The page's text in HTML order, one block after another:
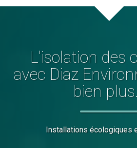
L'isolation des
avec Diaz
bien
Installations écologiques